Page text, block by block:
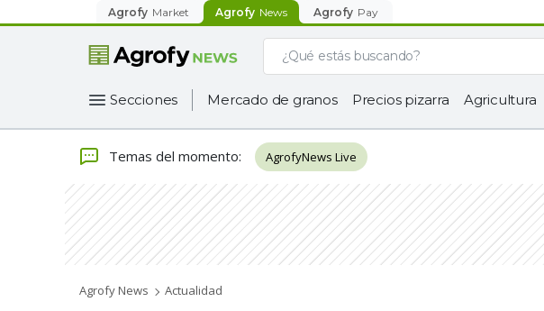
Agrofy Market Agrofy News Agrofy Pay
Secciones Mercado de granos Precios pizarra Agricultura
Temas del momento: AgrofyNews Live
Agrofy News Actualidad